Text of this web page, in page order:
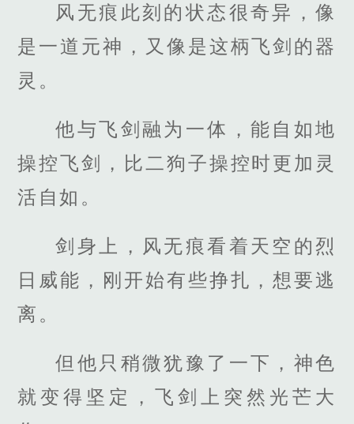
风无痕此刻的状态很奇异，像
是一道元神，又像是这柄飞剑的器
灵。
他与飞剑融为一体，能自如地
操控飞剑，比二狗子操控时更加灵
活自如。
剑身上，风无痕看着天空的烈
日威能，刚开始有些挣扎，想要逃
离。
但他只稍微犹豫了一下，神色
就变得坚定，飞剑上突然光芒大